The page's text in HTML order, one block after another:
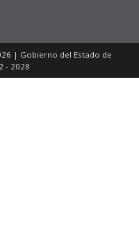
| Gobierno del Estado de
- 2028